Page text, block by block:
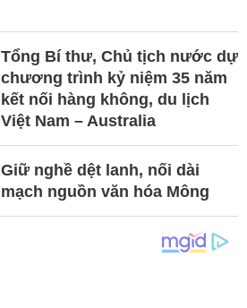
Tổng Bí thư, Chủ tịch nước dự
chương trình kỷ niệm 35 năm
kết nối hàng không, du lịch
Việt Nam – Australia
Giữ nghề dệt lanh, nối dài
mạch nguồn văn hóa Mông